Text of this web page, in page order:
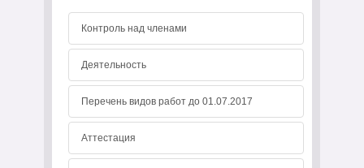
Контроль над членами
Деятельность
Перечень видов работ до 01.07.2017
Аттестация